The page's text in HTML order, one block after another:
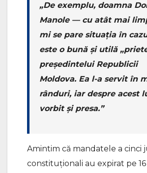
„De exemplu, doamna
Manole — cu atât mai
mi se pare situația în
este o bună și utilă
președintelui Republicii
Moldova. Ea l-a servit în
rânduri, iar despre acest
vorbit și presa.”
Amintim că mandatele a cinci
constituționali au expirat pe